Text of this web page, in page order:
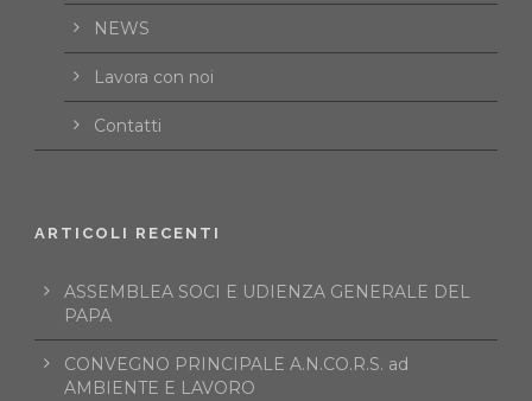
NEWS
Lavora con noi
Contatti
ARTICOLI RECENTI
ASSEMBLEA SOCI E UDIENZA GENERALE DEL
PAPA
CONVEGNO PRINCIPALE A.N.CO.R.S. ad
AMBIENTE E LAVORO